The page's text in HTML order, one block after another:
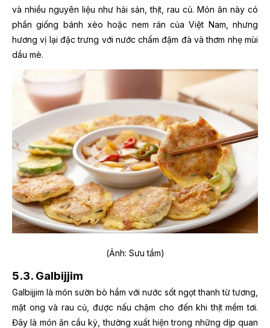
và nhiều nguyên liệu như hải sản, thịt, rau củ. Món ăn này có
phần giống bánh xèo hoặc nem rán của Việt Nam, nhưng
hương vị lại đặc trưng với nước chấm đậm đà và thơm nhẹ mùi
dầu mè.
(Ảnh: Sưu tầm)
5.3. Galbijjim
Galbijjim là món sườn bò hầm với nước sốt ngọt thanh từ tương,
mật ong và rau củ, được nấu chậm cho đến khi thịt mềm tơi.
Đây là món ăn cầu kỳ, thường xuất hiện trong những dịp quan